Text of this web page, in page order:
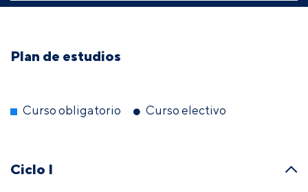
Plan de estudios
Curso obligatorio Curso electivo
Ciclo I